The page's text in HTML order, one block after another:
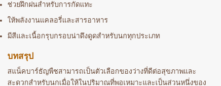
ช่วยฝึกฝนสำหรับการกัดแทะ
ให้พลังงานแคลอรี่และสารอาหาร
มีสีและเนื้อกรุบกรอบน่าดึงดูดสำหรับนกทุกประเภท
บทสรุป
สแน็คบาร์ธัญพืชสามารถเป็นตัวเลือกของว่างที่ดีต่อสุขภาพและ
สะดวกสำหรับนกเมื่อให้ในปริมาณที่พอเหมาะและเป็นส่วนหนึ่งของ